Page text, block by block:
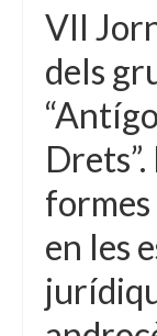
VII
dels
formes
en les